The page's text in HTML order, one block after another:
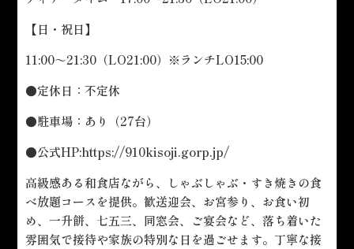
【日・祝日】
11:00～21:30（LO21:00）※ランチLO15:00
●定休日：不定休
●駐車場：あり（27台）
●公式HP:https://910kisoji.gorp.jp/
高級感ある和食店ながら、しゃぶしゃぶ・すき焼きの食
べ放題コースを提供。歓送迎会、お宮参り、お食い初
め、一升餅、七五三、同窓会、ご宴会など、落ち着いた
雰囲気で接待や家族の特別な日を過ごせます。丁寧な接